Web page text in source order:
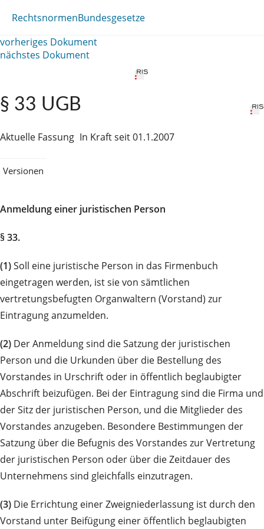
RechtsnormenBundesgesetze
vorheriges Dokument
nächstes Dokument
§ 33 UGB
Aktuelle Fassung In Kraft seit 01.1.2007
Versionen
Anmeldung einer juristischen Person
§ 33.
(1)Soll eine juristische Person in das Firmenbuch
eingetragen werden, ist sie von sämtlichen
vertretungsbefugten Organwaltern (Vorstand) zur
Eintragung anzumelden.
(2) Der Anmeldung sind die Satzung der juristischen
Person und die Urkunden über die Bestellung des
Vorstandes in Urschrift oder in öffentlich beglaubigter
Abschrift beizufügen. Bei der Eintragung sind die Firma und
der Sitz der juristischen Person, und die Mitglieder des
Vorstandes anzugeben. Besondere Bestimmungen der
Satzung über die Befugnis des Vorstandes zur Vertretung
der juristischen Person oder über die Zeitdauer des
Unternehmens sind gleichfalls einzutragen.
(3) Die Errichtung einer Zweigniederlassung ist durch den
Vorstand unter Beifügung einer öffentlich beglaubigten